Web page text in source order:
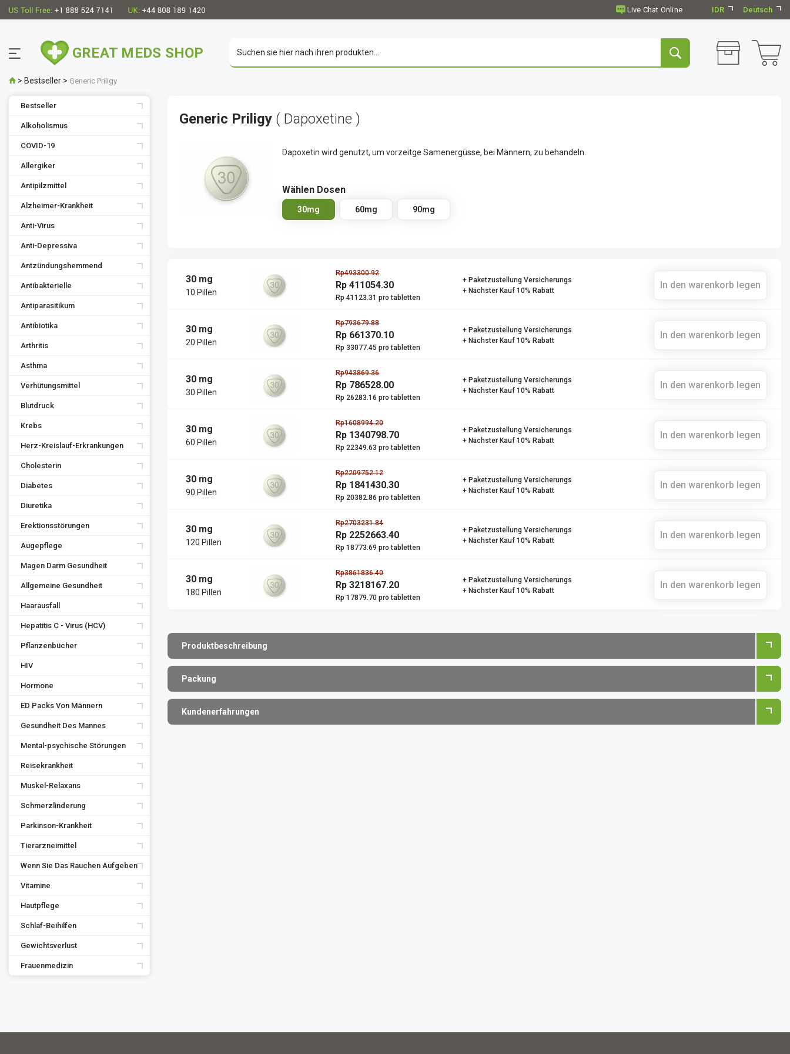
IDR Deutsch
GREAT MEDS SHOP
> Bestseller > Generic Priligy
Bestseller
Alkoholismus
COVID-19
Allergiker
Antipilzmittel
Alzheimer-Krankheit
Anti-Virus
Anti-Depressiva
Antzündungshemmend
Antibakterielle
Antiparasitikum
Antibiotika
Arthritis
Asthma
Verhütungsmittel
Blutdruck
Krebs
Herz-Kreislauf-Erkrankungen
Cholesterin
Diabetes
Diuretika
Erektionsstörungen
Augepflege
Magen Darm Gesundheit
Allgemeine Gesundheit
Haarausfall
Hepatitis C - Virus (HCV)
Pflanzenbücher
HIV
Hormone
ED Packs Von Männern
Gesundheit Des Mannes
Mental-psychische Störungen
Reisekrankheit
Muskel-Relaxans
Schmerzlinderung
Parkinson-Krankheit
Tierarzneimittel
Wenn Sie Das Rauchen Aufgeben
Vitamine
Hautpflege
Schlaf-Beihilfen
Gewichtsverlust
Frauenmedizin
Generic Priligy ( Dapoxetine )
Dapoxetin wird genutzt, um vorzeitge Samenergüsse, bei Männern, zu behandeln.
Wählen Dosen
30mg 60mg 90mg
30 mg
10 Pillen
Rp493300.92
Rp 411054.30
Rp 41123.31 pro tabletten
+ Paketzustellung Versicherungs
+ Nächster Kauf 10% Rabatt
In den warenkorb legen
30 mg
20 Pillen
Rp793679.88
Rp 661370.10
Rp 33077.45 pro tabletten
+ Paketzustellung Versicherungs
+ Nächster Kauf 10% Rabatt
In den warenkorb legen
30 mg
30 Pillen
Rp943869.36
Rp 786528.00
Rp 26283.16 pro tabletten
+ Paketzustellung Versicherungs
+ Nächster Kauf 10% Rabatt
In den warenkorb legen
30 mg
60 Pillen
Rp1608994.20
Rp 1340798.70
Rp 22349.63 pro tabletten
+ Paketzustellung Versicherungs
+ Nächster Kauf 10% Rabatt
In den warenkorb legen
30 mg
90 Pillen
Rp2209752.12
Rp 1841430.30
Rp 20382.86 pro tabletten
+ Paketzustellung Versicherungs
+ Nächster Kauf 10% Rabatt
In den warenkorb legen
30 mg
120 Pillen
Rp2703231.84
Rp 2252663.40
Rp 18773.69 pro tabletten
+ Paketzustellung Versicherungs
+ Nächster Kauf 10% Rabatt
In den warenkorb legen
30 mg
180 Pillen
Rp3861836.40
Rp 3218167.20
Rp 17879.70 pro tabletten
+ Paketzustellung Versicherungs
+ Nächster Kauf 10% Rabatt
In den warenkorb legen
Produktbeschreibung
Packung
Kundenerfahrungen